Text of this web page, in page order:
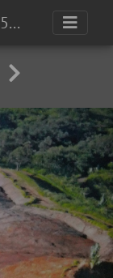
2011-06-18 15-57-36